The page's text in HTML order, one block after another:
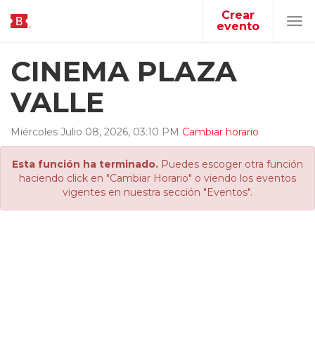
Crear
evento
CINEMA PLAZA
VALLE
Miércoles Julio 08, 2026, 03:10 PM Cambiar horario
Esta función ha terminado. Puedes escoger otra función
haciendo click en "Cambiar Horario" o viendo los eventos
vigentes en nuestra sección "Eventos".